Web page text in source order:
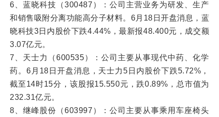
6、蓝晓科技（300487）：公司主营业务为研发、生产
和销售吸附分离功能高分子材料。6月18日开盘消息，蓝
晓科技3日内股价下跌4.44%，最新报48.400元，成交额
3.07亿元。
7、天士力（600535）：公司主要从事现代中药、化学
药。6月18日开盘消息，天士力5日内股价下跌5.72%，
截至14时15分，该股报15.550元，跌0.89%，总市值为
232.31亿元。
8、继峰股份（603997）：公司主要从事乘用车座椅头